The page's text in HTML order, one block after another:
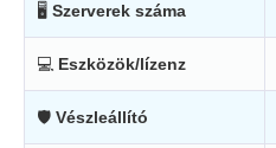
🖥 Szerverek száma
💻 Eszközök/lízenz
🛡 Vészleállító